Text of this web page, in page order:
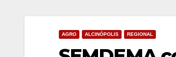
AGRO ALCINÓPOLIS REGIONAL